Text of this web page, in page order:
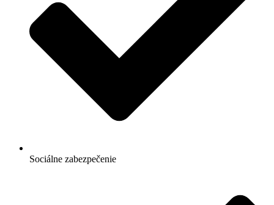
Sociálne zabezpečenie